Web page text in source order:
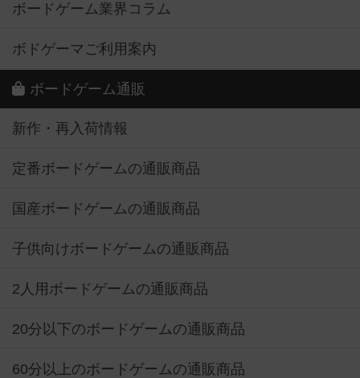
ボードゲーム業界コラム
ボドゲーマご利用案内
ボードゲーム通販
新作・再入荷情報
定番ボードゲームの通販商品
国産ボードゲームの通販商品
子供向けボードゲームの通販商品
2人用ボードゲームの通販商品
20分以下のボードゲームの通販商品
60分以上のボードゲームの通販商品